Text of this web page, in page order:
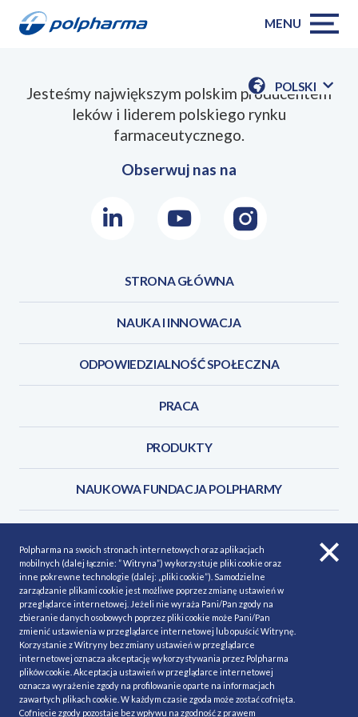
MENU
POLSKI
POKAŻ
Jesteśmy największym polskim producentem
leków i liderem polskiego rynku
farmaceutycznego.
Obserwuj nas na
LinkedInYoutubeInstagram
STRONA GŁÓWNA
NAUKA I INNOWACJA
ODPOWIEDZIALNOŚĆ SPOŁECZNA
PRACA
PRODUKTY
NAUKOWA FUNDACJA POLPHARMY
POLITYKA COOKIES
Polityka prywatności
MAPA STRONY
NASZE SERWISY
MATERIAŁY DO POBRANIA
MINIMALIZACJA RYZYKA
Polpharma na swoich stronach internetowych oraz aplikacjach
mobilnych (dalej łącznie: ” Witryna”) wykorzystuje pliki cookie oraz
inne pokrewne technologie (dalej: „pliki cookie”). Samodzielne
zarządzanie plikami cookie jest możliwe poprzez zmianę ustawień w
przeglądarce internetowej. Jeżeli nie wyraża Pani/Pan zgody na
zbieranie danych osobowych poprzez pliki cookie może Pani/Pan
zmienić ustawienia w przeglądarce internetowej lub opuścić Witrynę.
Korzystanie z Witryny bez zmiany ustawień w przeglądarce
internetowej oznacza akceptację wykorzystywania przez Polpharma
plików cookie. Akceptacja ustawień w przeglądarce internetowej
oznacza wyrażenie zgody na profilowanie oparte na informacjach
zawartych plikach cookie. W każdym czasie zgoda może zostać cofnięta.
Cofnięcie zgody pozostaje bez wpływu na zgodność z prawem